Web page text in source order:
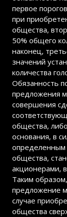
первое
при
общества,
50% общего
наконец,
значений
количества
Обязанность
предложения
совершения
общества,
основания, в
определенным
общества,
акционерами,
Таким
предложение
случае
общества